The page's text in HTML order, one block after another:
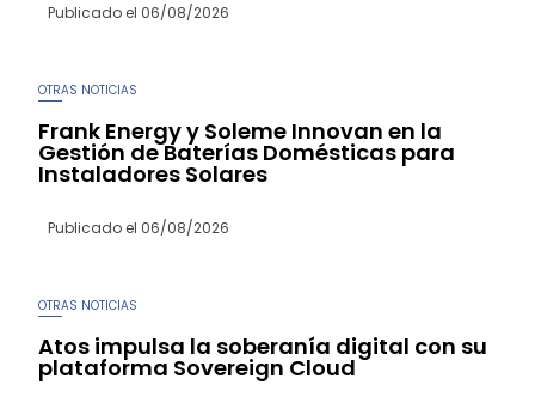
Publicado el 06/08/2026
OTRAS NOTICIAS
Frank Energy y Soleme Innovan en la
Gestión de Baterías Domésticas para
Instaladores Solares
Publicado el 06/08/2026
OTRAS NOTICIAS
Atos impulsa la soberanía digital con su
plataforma Sovereign Cloud